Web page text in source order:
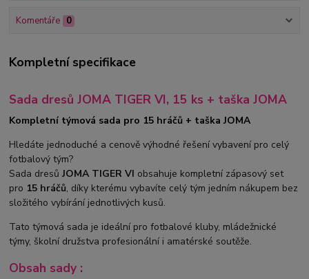
Komentáře 0
Kompletní specifikace
Sada dresů JOMA TIGER VI, 15 ks + taška JOMA
Kompletní týmová sada pro 15 hráčů + taška JOMA
Hledáte jednoduché a cenově výhodné řešení vybavení pro celý
fotbalový tým?
Sada dresůJOMA TIGER VI obsahuje kompletní zápasový set
pro 15 hráčů, díky kterému vybavíte celý tým jedním nákupem bez
složitého vybírání jednotlivých kusů.
Tato týmová sada je ideální pro fotbalové kluby, mládežnické
týmy, školní družstva profesionální i amatérské soutěže.
Obsah sady :